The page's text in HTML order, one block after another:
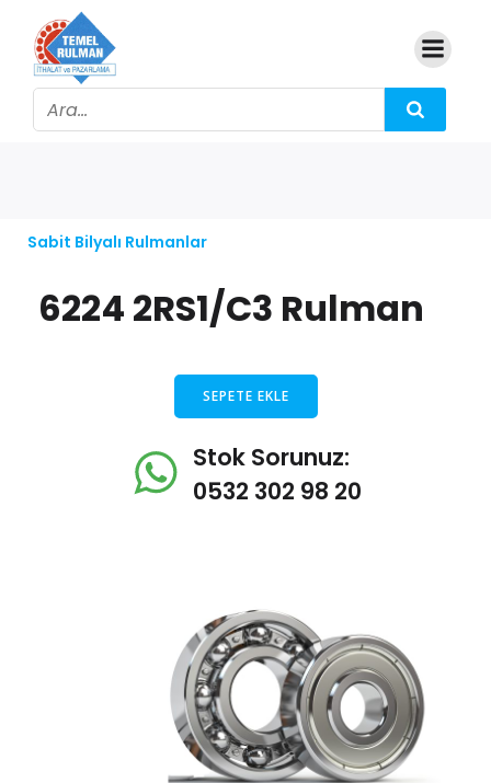
Sabit Bilyalı Rulmanlar
6224 2RS1/C3 Rulman
SEPETE EKLE
Stok Sorunuz:
0532 302 98 20